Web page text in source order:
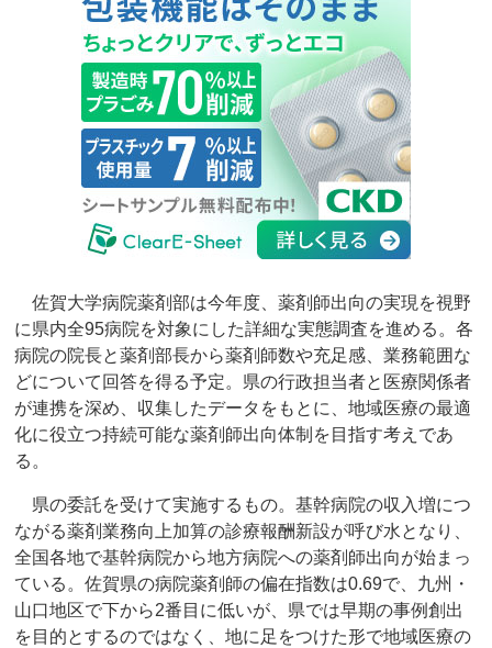
佐賀大学病院薬剤部は今年度、薬剤師出向の実現を視野
に県内全95病院を対象にした詳細な実態調査を進める。各
病院の院長と薬剤部長から薬剤師数や充足感、業務範囲な
どについて回答を得る予定。県の行政担当者と医療関係者
が連携を深め、収集したデータをもとに、地域医療の最適
化に役立つ持続可能な薬剤師出向体制を目指す考えであ
る。
県の委託を受けて実施するもの。基幹病院の収入増につ
ながる薬剤業務向上加算の診療報酬新設が呼び水となり、
全国各地で基幹病院から地方病院への薬剤師出向が始まっ
ている。佐賀県の病院薬剤師の偏在指数は0.69で、九州・
山口地区で下から2番目に低いが、県では早期の事例創出
を目的とするのではなく、地に足をつけた形で地域医療の